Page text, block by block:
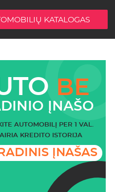
KATALOGAS
BE
ĮNAŠO
AUTOMOBILĮ PER 1 VAL.
KREDITO ISTORIJA
ĮNAŠAS